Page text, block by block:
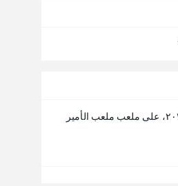
، في الأحد، ٢٤ سبتمبر ٢٠٢٣، على ملعب ملعب الأمير